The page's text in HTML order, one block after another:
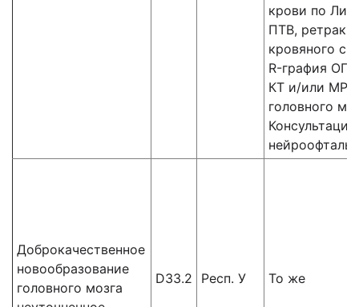
крови по Ли-
ПТВ,
кровяного
R-графия
КТ и/или МРТ
головного
Консультация
Доброкачественное
новообразование
головного мозга
D33.2 Респ. У То же